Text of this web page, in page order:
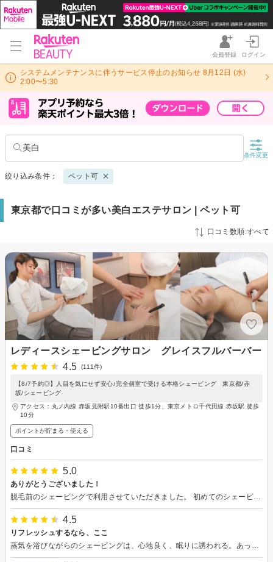
会員登録 ログイン
システムメンテナンスに伴うサービス停止のお知らせ 8月12日 (水)
2:00〜5:30
美白
条件変更
絞り込み条件： ペット可
東京都で口コミが多い美白エステサロン | ペット可
口コミ数順:すべて
レディースシェービングサロン グレイスフルバーバー
4.5
(111件)
【8/7予約◎】人目を気にせず安心♪完全個室で受ける本格シェービング 東京都/赤
坂/シェービング
アクセス：丸ノ内線 赤坂見附駅10番出口 徒歩1分、東京メトロ千代田線 赤坂駅 徒歩
10分
ポイントが貯まる・使える
口コミ
5.0
ありがとうございました！
脱毛前のシェービングで利用させていただきました。 初めてのシェービングで不安でしたが、丁寧にご対応いただきあっという間に終了しました。 綺麗に仕上げていただき大満足です。次は顔もお願いしたいと思います。 ありがとうございました！
4.5
リフレッシュするなら、ここ